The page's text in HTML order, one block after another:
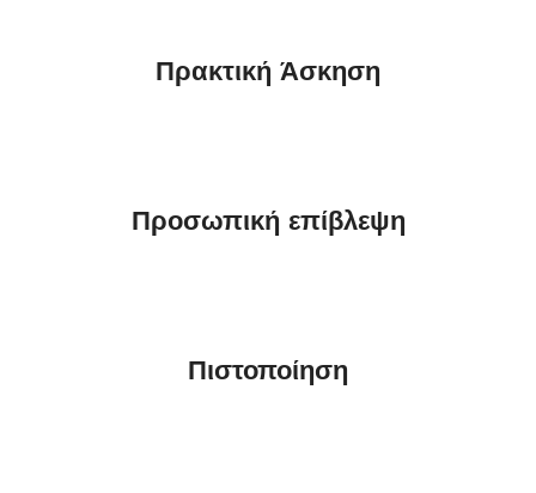
Πρακτική Άσκηση
Προσωπική επίβλεψη
Πιστοποίηση